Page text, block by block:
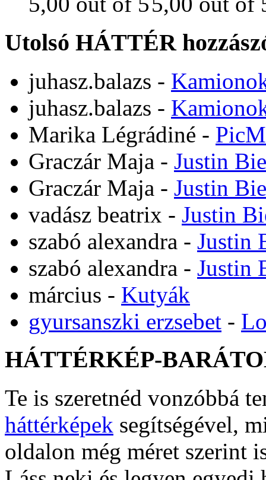
Utolsó HÁTTÉR
juhasz.balazs -
juhasz.balazs -
Marika Légrádiné -
Graczár Maja - Justin
Graczár Maja - Justin
vadász beatrix - Justin
szabó alexandra - Justin
szabó alexandra - Justin
március - Kutyák
gyursanszki erzsebet -
HÁTTÉRKÉP-
Te is szeretnéd vonzóbbá
háttérképek segítségével,
oldalon még méret szerint